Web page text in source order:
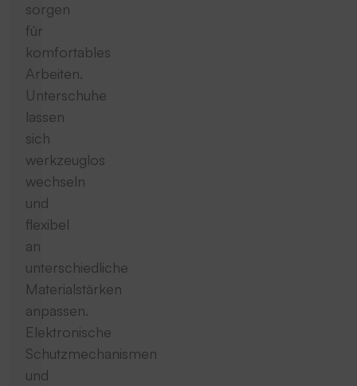
sorgen
für
komfortables
Arbeiten.
Unterschuhe
lassen
sich
werkzeuglos
wechseln
und
flexibel
an
unterschiedliche
Materialstärken
anpassen.
Elektronische
Schutzmechanismen
und